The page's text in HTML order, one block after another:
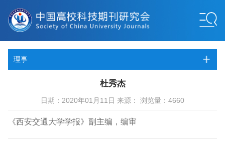
理事
杜秀杰
日期：2020年01月11日 来源： 浏览量：4660
《西安交通大学学报》副主编，编审